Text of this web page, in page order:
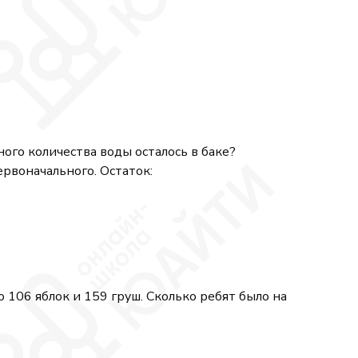
= \frac{7^{21}(14 - 13)}{7^{20}}
количества воды осталось в баке?
Остаток:
яблок и 159 груш. Сколько ребят было на